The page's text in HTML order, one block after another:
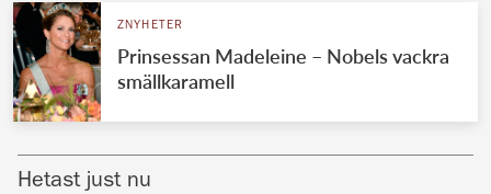
VÄRLDENS KUNGAHUS
Svenska kungahuset
Brittiska kungahuset
REDAKTION
ZNYHETER
Prinsessan Madeleine – Nobels vackra
smällkaramell
Hetast just nu